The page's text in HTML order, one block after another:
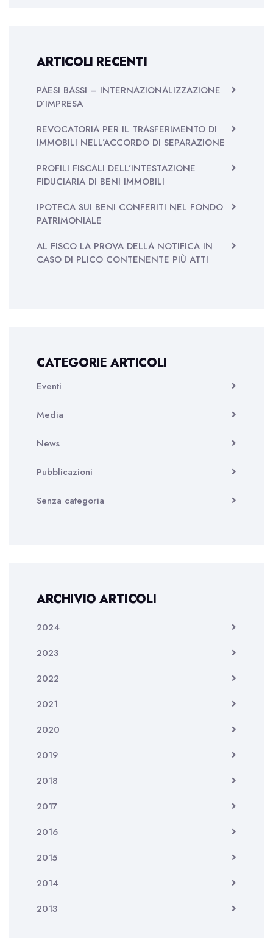
ARTICOLI RECENTI
PAESI BASSI – INTERNAZIONALIZZAZIONE
D’IMPRESA
REVOCATORIA PER IL TRASFERIMENTO DI
IMMOBILI NELL’ACCORDO DI SEPARAZIONE
PROFILI FISCALI DELL’INTESTAZIONE
FIDUCIARIA DI BENI IMMOBILI
IPOTECA SUI BENI CONFERITI NEL FONDO
PATRIMONIALE
AL FISCO LA PROVA DELLA NOTIFICA IN
CASO DI PLICO CONTENENTE PIÙ ATTI
CATEGORIE ARTICOLI
Eventi
Media
News
Pubblicazioni
Senza categoria
ARCHIVIO ARTICOLI
2024
2023
2022
2021
2020
2019
2018
2017
2016
2015
2014
2013